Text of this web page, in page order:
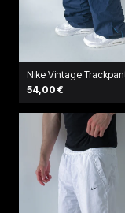
Nike Vintage
54,00 €